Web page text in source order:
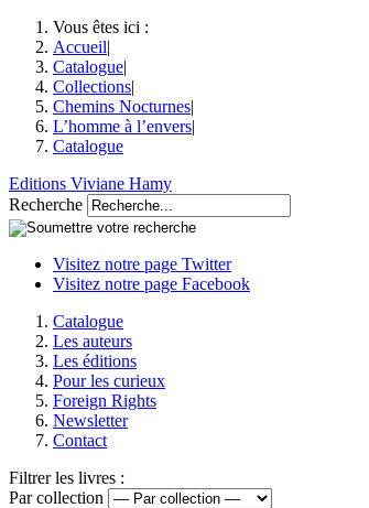
Vous êtes ici :
Accueil|
Catalogue|
Collections|
Chemins Nocturnes|
L’homme à l’envers|
Catalogue
Editions Viviane Hamy
Recherche
Visitez notre page Twitter
Visitez notre page Facebook
Catalogue
Les auteurs
Les éditions
Pour les curieux
Foreign Rights
Newsletter
Contact
Filtrer les livres :
Par collection